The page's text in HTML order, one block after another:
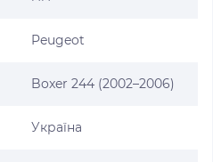
Peugeot
Boxer 244 (2002–2006)
Україна